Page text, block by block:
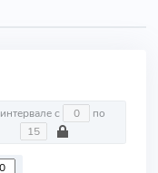
На интервале с по